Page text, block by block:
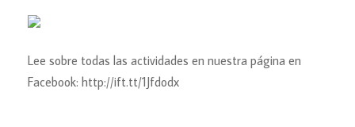
Lee sobre todas las actividades en nuestra página en
Facebook: http://ift.tt/1Jfdodx